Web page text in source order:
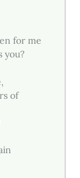
for me
you?
of